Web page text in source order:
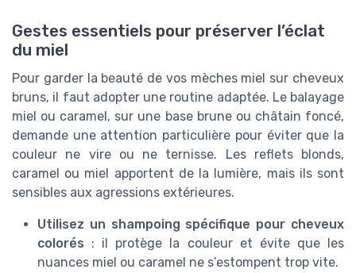
Gestes essentiels pour préserver l’éclat
du miel
Pour garder la beauté de vos mèches miel sur cheveux
bruns, il faut adopter une routine adaptée. Le balayage
miel ou caramel, sur une base brune ou châtain foncé,
demande une attention particulière pour éviter que la
couleur ne vire ou ne ternisse. Les reflets blonds,
caramel ou miel apportent de la lumière, mais ils sont
sensibles aux agressions extérieures.
Utilisez un shampoing spécifique pour cheveux
colorés : il protège la couleur et évite que les
nuances miel ou caramel ne s’estompent trop vite.